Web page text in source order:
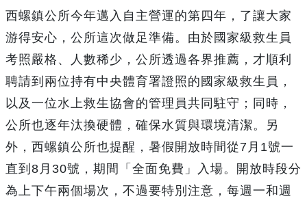
西螺鎮公所今年邁入自主營運的第四年，了讓大家
游得安心，公所這次做足準備。由於國家級救生員
考照嚴格、人數稀少，公所透過各界推薦，才順利
聘請到兩位持有中央體育署證照的國家級救生員，
以及一位水上救生協會的管理員共同駐守；同時，
公所也逐年汰換硬體，確保水質與環境清潔。另
外，西螺鎮公所也提醒，暑假開放時間從7月1號一
直到8月30號，期間「全面免費」入場。開放時段分
為上下午兩個場次，不過要特別注意，每週一和週